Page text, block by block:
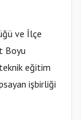
ve İlçe
Boyu
eğitim
işbirliği